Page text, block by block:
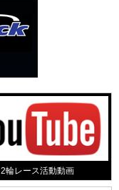
2輪レース活動動画